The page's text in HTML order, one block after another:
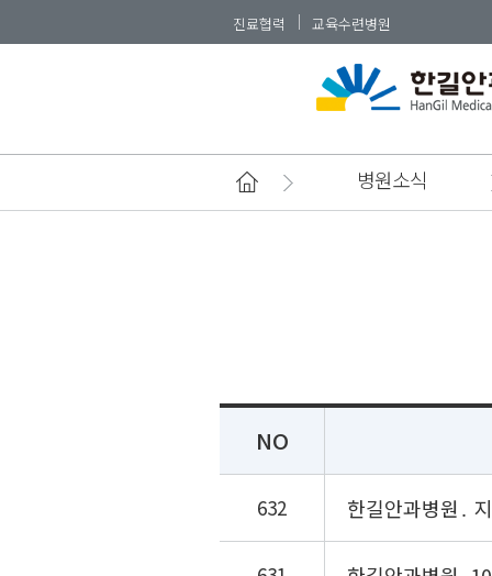
진료협력 교육수련병원
병원소식
NO
632 한길안과병원․